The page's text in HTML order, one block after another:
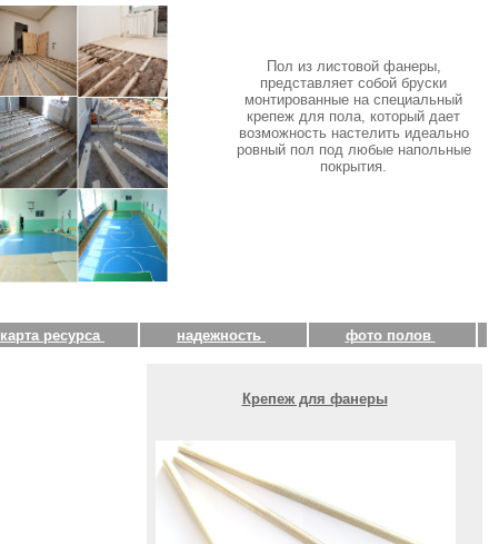
Пол из листовой фанеры,
представляет собой бруски
монтированные на специальный
крепеж для пола, который дает
возможность настелить идеально
ровный пол под любые напольные
покрытия.
карта ресурса надежность фото полов
Крепеж для фанеры